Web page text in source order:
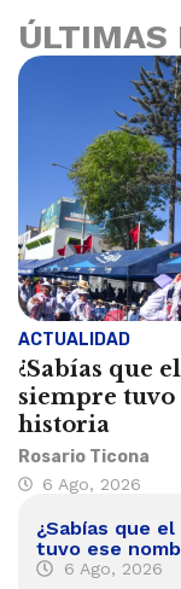
ÚLTIMAS
ACTUALIDAD
¿Sabías que
siempre tuvo
historia
Rosario Ticona
6 Ago, 2026
¿Sabías que
tuvo ese
6 Ago, 2026